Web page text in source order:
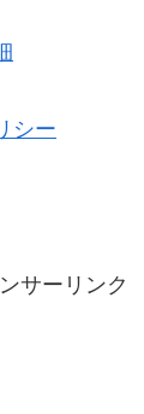
シー
サーリンク